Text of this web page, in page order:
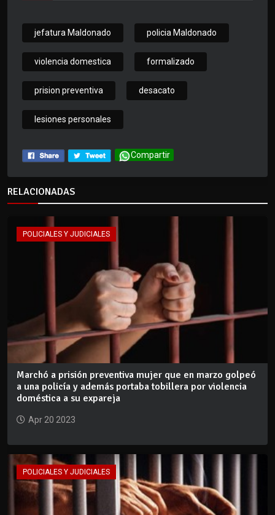
jefatura Maldonado policia Maldonado
violencia domestica formalizado
prision preventiva desacato
lesiones personales
Compartir
RELACIONADAS
POLICIALES Y JUDICIALES
Marchó a prisión preventiva mujer que en marzo golpeó
a una policía y además portaba tobillera por violencia
doméstica a su expareja
Apr 20 2023
POLICIALES Y JUDICIALES